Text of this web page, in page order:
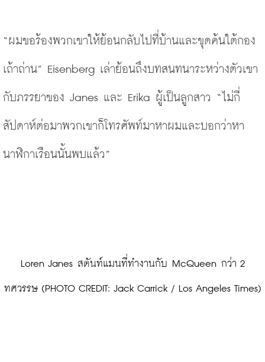
“ผมขอร้องพวกเขาให้ย้อนกลับไปที่บ้านและขุดค้นใต้กอง
เถ้าถ่าน” Eisenberg เล่าย้อนถึงบทสนทนาระหว่างตัวเขา
กับภรรยาของ Janes และ Erika ผู้เป็นลูกสาว “ไม่กี่
สัปดาห์ต่อมาพวกเขาก็โทรศัพท์มาหาผมและบอกว่าหา
นาฬิกาเรือนนั้นพบแล้ว”
ทศวรรษ (PHOTO CREDIT: Jack Carrick / Los Angeles Times)